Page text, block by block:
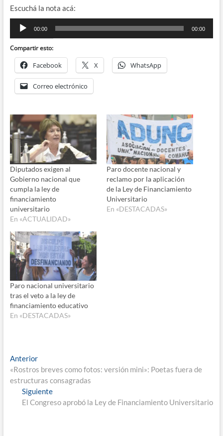
Escuchá la nota acá:
Reproductor
audio
00:00 00:00
Compartir esto:
Facebook X WhatsApp
Correo electrónico
Diputados exigen al
Gobierno nacional que
cumpla la ley de
financiamiento
universitario
En «ACTUALIDAD»
Paro docente nacional y
reclamo por la aplicación
de la Ley de Financiamiento
Universitario
En «DESTACADAS»
Paro nacional universitario
tras el veto a la ley de
financiamiento educativo
En «DESTACADAS»
Navegación
de
entradas
AnteriorEntrada
anterior:
«Rostros breves como fotos: versión mini»: Poetas fuera de
estructuras consagradas
SiguienteEntrada
siguiente:
El Congreso aprobó la Ley de Financiamiento Universitario